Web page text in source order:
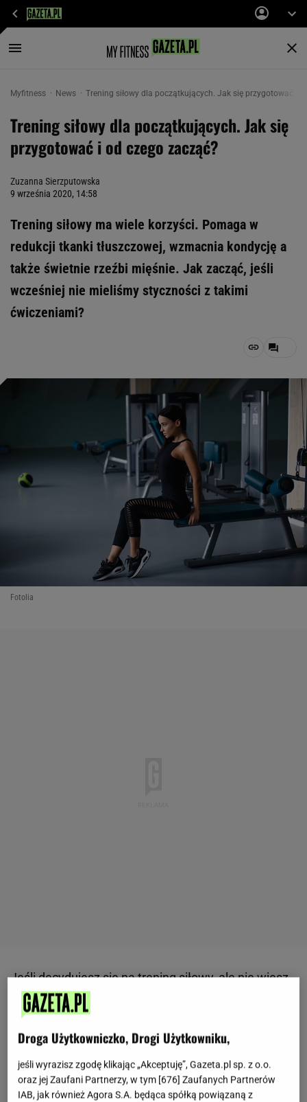
Myfitness News Trening siłowy dla początkujących. Jak się przygotować i
Trening siłowy dla początkujących. Jak się
przygotować i od czego zacząć?
Zuzanna Sierzputowska
9 września 2020, 14:58
Trening siłowy ma wiele korzyści. Pomaga w
redukcji tkanki tłuszczowej, wzmacnia kondycję a
także świetnie rzeźbi mięśnie. Jak zacząć, jeśli
wcześniej nie mieliśmy styczności z takimi
ćwiczeniami?
Fotolia
Jeśli decydujesz się na trening siłowy, ale nie wiesz,
od czego zacząć, te porady pomogą w
efektywniejszym korzystaniu z treningów i
odpowiednim przygotowaniem się do zajęć.
Regularne ćwiczenia siłowe pomagają na dłużej
zachować świetną kondycję. Co warto wiedzieć
przed rozpoczęciem?
Droga Użytkowniczko, Drogi Użytkowniku,
jeśli wyrazisz zgodę klikając „Akceptuję”, Gazeta.pl sp. z o.o.
oraz jej Zaufani Partnerzy, w tym [676] Zaufanych Partnerów
IAB, jak również Agora S.A. będąca spółką powiązaną z